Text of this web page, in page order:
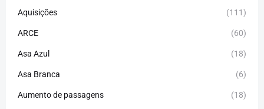
Aquisições (111)
ARCE (60)
Asa Azul (18)
Asa Branca (6)
Aumento de passagens (18)